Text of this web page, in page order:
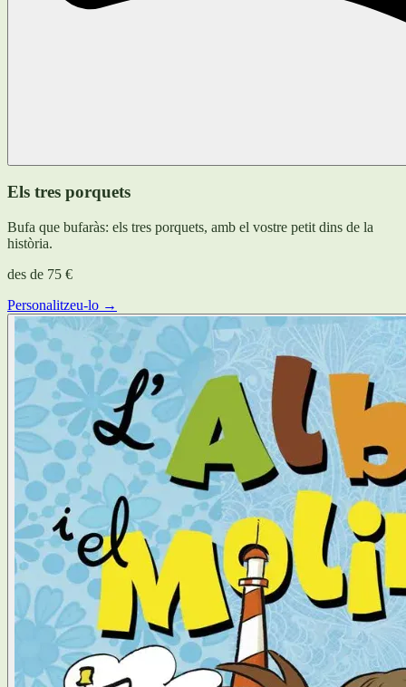
Els tres porquets
Bufa que bufaràs: els tres porquets, amb el vostre petit dins de la
història.
des de 75 €
Personalitzeu-lo →